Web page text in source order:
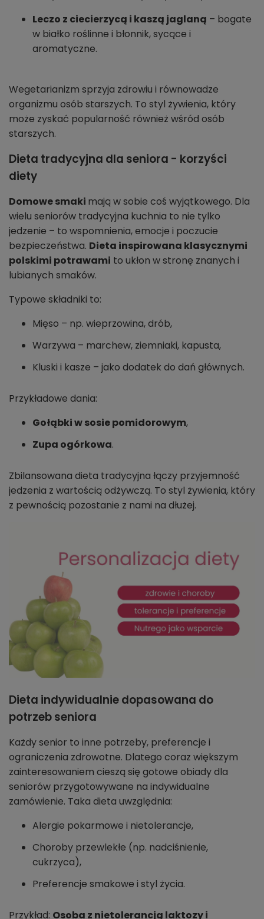
Leczo z ciecierzycą i kaszą jaglaną – bogate
w białko roślinne i błonnik, sycące i
aromatyczne.
Wegetarianizm sprzyja zdrowiu i równowadze
organizmu osób starszych. To styl żywienia, który
może zyskać popularność również wśród osób
starszych.
Dieta tradycyjna dla seniora - korzyści
diety
Domowe smaki mają w sobie coś wyjątkowego. Dla
wielu seniorów tradycyjna kuchnia to nie tylko
jedzenie – to wspomnienia, emocje i poczucie
bezpieczeństwa. Dieta inspirowana klasycznymi
polskimi potrawami to ukłon w stronę znanych i
lubianych smaków.
Typowe składniki to:
Mięso – np. wieprzowina, drób,
Warzywa – marchew, ziemniaki, kapusta,
Kluski i kasze – jako dodatek do dań głównych.
Przykładowe dania:
Gołąbki w sosie pomidorowym,
Zupa ogórkowa.
Zbilansowana dieta tradycyjna łączy przyjemność
jedzenia z wartością odżywczą. To styl żywienia, który
z pewnością pozostanie z nami na dłużej.
Dieta indywidualnie dopasowana do
potrzeb seniora
Każdy senior to inne potrzeby, preferencje i
ograniczenia zdrowotne. Dlatego coraz większym
zainteresowaniem cieszą się gotowe obiady dla
seniorów przygotowywane na indywidualne
zamówienie. Taka dieta uwzględnia:
Alergie pokarmowe i nietolerancje,
Choroby przewlekłe (np. nadciśnienie,
cukrzyca),
Preferencje smakowe i styl życia.
Przykład: Osoba z nietolerancją laktozy i